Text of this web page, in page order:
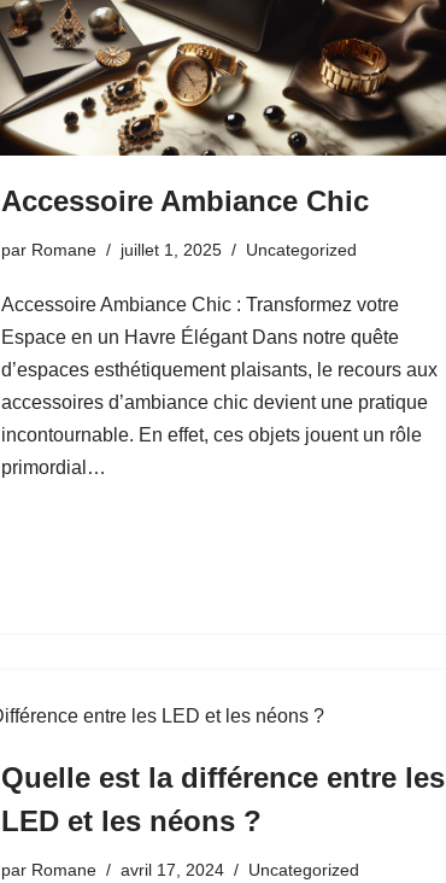
Accessoire Ambiance Chic
par Romane juillet 1, 2025 Uncategorized
Accessoire Ambiance Chic : Transformez votre
Espace en un Havre Élégant Dans notre quête
d’espaces esthétiquement plaisants, le recours aux
accessoires d’ambiance chic devient une pratique
incontournable. En effet, ces objets jouent un rôle
primordial…
Quelle est la différence entre les
LED et les néons ?
par Romane avril 17, 2024 Uncategorized